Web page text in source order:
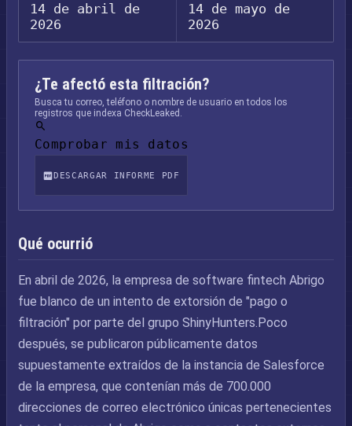
14 de abril de
2026
14 de mayo de
2026
¿Te afectó esta filtración?
Busca tu correo, teléfono o nombre de usuario en todos los
registros que indexa CheckLeaked.
Comprobar mis datos
DESCARGAR INFORME PDF
Qué ocurrió
En abril de 2026, la empresa de software fintech Abrigo
fue blanco de un intento de extorsión de "pago o
filtración" por parte del grupo ShinyHunters.Poco
después, se publicaron públicamente datos
supuestamente extraídos de la instancia de Salesforce
de la empresa, que contenían más de 700.000
direcciones de correo electrónico únicas pertenecientes